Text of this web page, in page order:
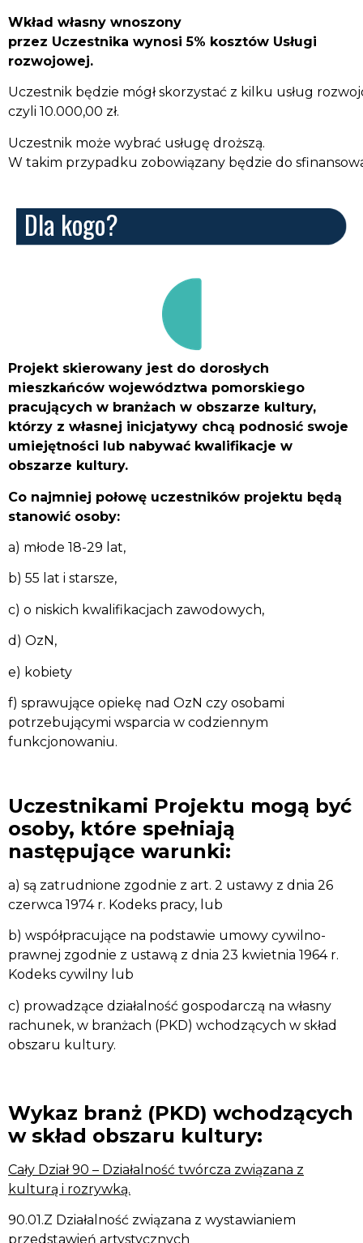
Wkład własny wnoszony
przez Uczestnika wynosi 5% kosztów Usługi
rozwojowej.
Uczestnik będzie mógł skorzystać z kilku usług
czyli 10.000,00 zł.
Uczestnik może wybrać usługę droższą.
W takim przypadku zobowiązany będzie do
Dla kogo?
Projekt skierowany jest do dorosłych
mieszkańców województwa pomorskiego
pracujących w branżach w obszarze kultury,
którzy z własnej inicjatywy chcą podnosić swoje
umiejętności lub nabywać kwalifikacje w
obszarze kultury.
Co najmniej połowę uczestników projektu będą
stanowić osoby:
a) młode 18-29 lat,
b) 55 lat i starsze,
c) o niskich kwalifikacjach zawodowych,
d) OzN,
e) kobiety
f) sprawujące opiekę nad OzN czy osobami
potrzebującymi wsparcia w codziennym
funkcjonowaniu.
Uczestnikami Projektu mogą być
osoby, które spełniają
następujące warunki:
a) są zatrudnione zgodnie z art. 2 ustawy z dnia 26
czerwca 1974 r. Kodeks pracy, lub
b) współpracujące na podstawie umowy cywilno-
prawnej zgodnie z ustawą z dnia 23 kwietnia 1964 r.
Kodeks cywilny lub
c) prowadzące działalność gospodarczą na własny
rachunek, w branżach (PKD) wchodzących w skład
obszaru kultury.
Wykaz branż (PKD) wchodzących
w skład obszaru kultury:
Cały Dział 90 – Działalność twórcza związana z
kulturą i rozrywką.
90.01.Z Działalność związana z wystawianiem
przedstawień artystycznych